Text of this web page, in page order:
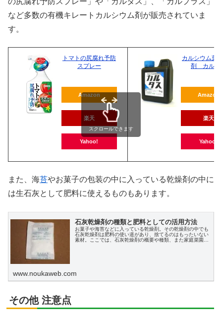
など多数の有機キレートカルシウム剤が販売されていま
す。
トマトの尻腐れ予防
スプレー
Amazon
楽天
Yahoo!
カルシウム葉
剤 カルタ
Amazon
楽天
Yahoo!
スクロールできます
また、海苔やお菓子の包装の中に入っている乾燥剤の中に
は生石灰として肥料に使えるものもあります。
石灰乾燥剤の種類と肥料としての活用方法
お菓子や海苔などに入っている乾燥剤。その乾燥剤の中でも
石灰乾燥剤は肥料の使い道があり、捨てるのはもったいない
素材。ここでは、石灰乾燥剤の概要や種類、また家庭菜園な
www.noukaweb.com
その他 注意点